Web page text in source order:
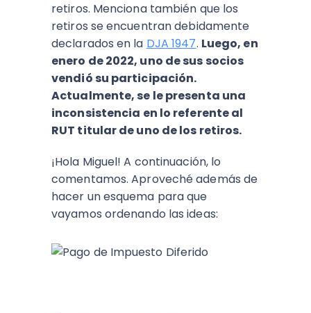
retiros. Menciona también que los
retiros se encuentran debidamente
declarados en la DJA 1947. Luego, en
enero de 2022, uno de sus socios
vendió su participación.
Actualmente, se le presenta una
inconsistencia en lo referente al
RUT titular de uno de los retiros.
¡Hola Miguel! A continuación, lo
comentamos. Aproveché además de
hacer un esquema para que
vayamos ordenando las ideas: